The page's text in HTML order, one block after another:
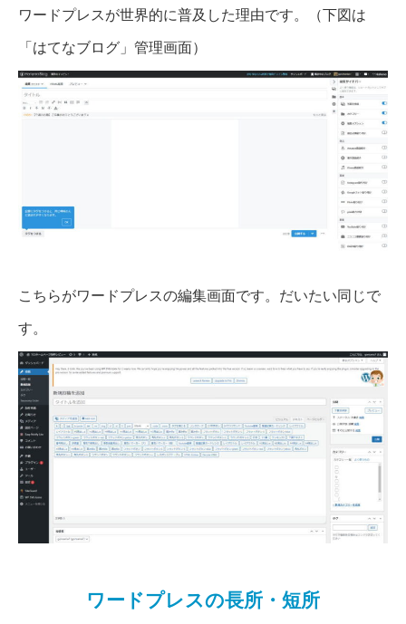
ワードプレスが世界的に普及した理由です。（下図は
「はてなブログ」管理画面）
こちらがワードプレスの編集画面です。だいたい同じで
す。
ワードプレスの長所・短所